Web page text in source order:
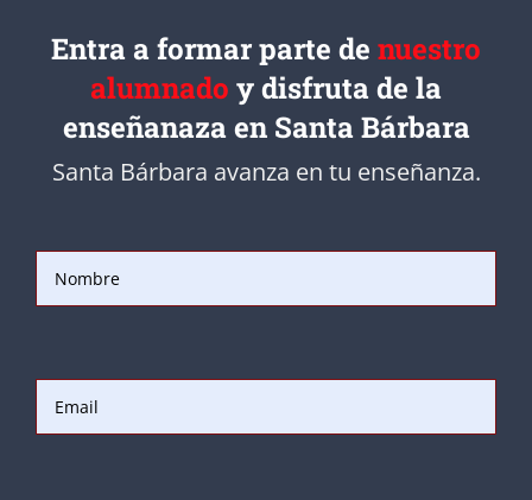
Entra a formar parte de nuestro
alumnado y disfruta de la
enseñanaza en Santa Bárbara
Santa Bárbara avanza en tu enseñanza.